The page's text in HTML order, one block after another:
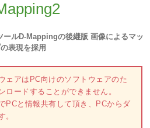
ールD-Mappingの後継版 画像によるマッ
表現を採用
ェアはPC向けのソフトウェアのた
ロードすることができません。
PCと情報共有して頂き、PCからダ
。